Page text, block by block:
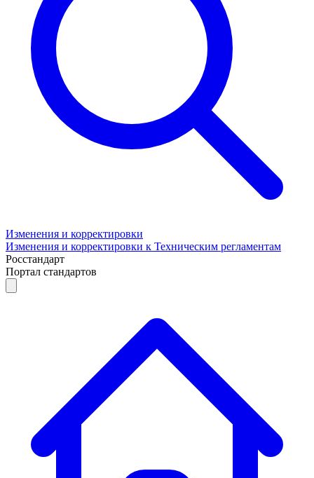
Изменения и корректировки
Изменения и корректировки к Техническим регламентам
Росстандарт
Портал стандартов